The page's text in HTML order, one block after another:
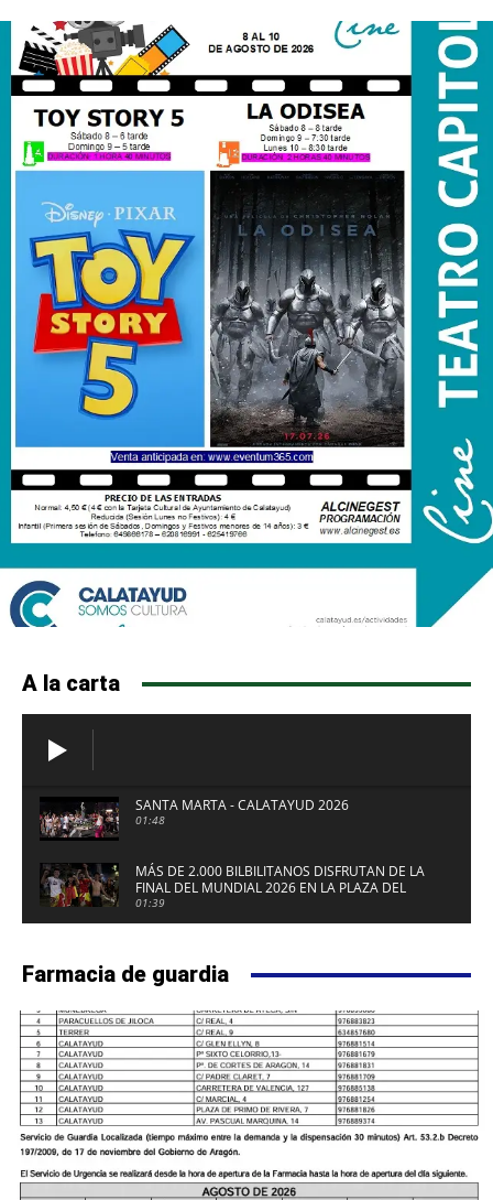
A la carta
SANTA MARTA - CALATAYUD 2026
01:48
MÁS DE 2.000 BILBILITANOS DISFRUTAN DE LA
FINAL DEL MUNDIAL 2026 EN LA PLAZA DEL
FUERTE DE CALATAYUD
01:39
Farmacia de guardia